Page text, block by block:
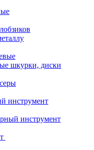
шкурки, диски
инструмент
инструмент